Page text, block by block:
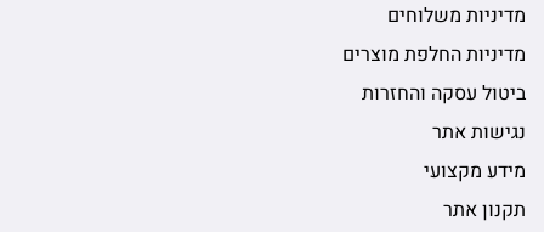
מדיניות משלוחים
מדיניות החלפת מוצרים
ביטול עסקה והחזרות
נגישות אתר
מידע מקצועי
תקנון אתר